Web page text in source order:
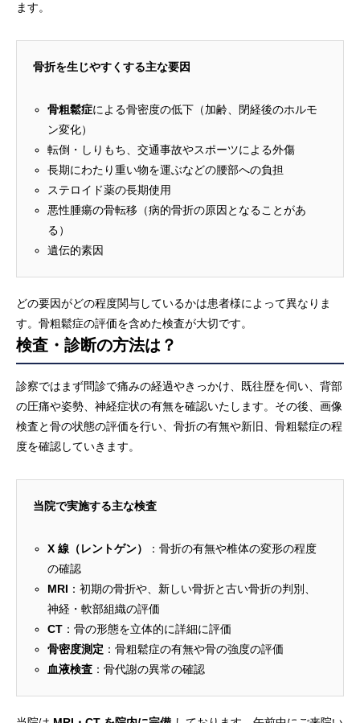
ます。
骨折を生じやすくする主な要因
骨粗鬆症による骨密度の低下（加齢、閉経後のホルモ
ン変化）
転倒・しりもち、交通事故やスポーツによる外傷
長期にわたり重い物を運ぶなどの腰部への負担
ステロイド薬の長期使用
悪性腫瘍の骨転移（病的骨折の原因となることがあ
る）
遺伝的素因
どの要因がどの程度関与しているかは患者様によって異なりま
す。骨粗鬆症の評価を含めた検査が大切です。
検査・診断の方法は？
診察ではまず問診で痛みの経過やきっかけ、既往歴を伺い、背部
の圧痛や姿勢、神経症状の有無を確認いたします。その後、画像
検査と骨の状態の評価を行い、骨折の有無や新旧、骨粗鬆症の程
度を確認していきます。
当院で実施する主な検査
X 線（レントゲン）
：骨折の有無や椎体の変形の程度
の確認
MRI ：初期の骨折や、新しい骨折と古い骨折の判別、
神経・軟部組織の評価
CT ：骨の形態を立体的に詳細に評価
骨密度測定 ：骨粗鬆症の有無や骨の強度の評価
血液検査 ：骨代謝の異常の確認